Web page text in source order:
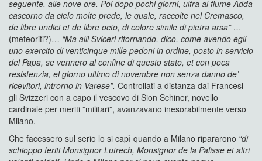
seguente, alle nove ore. Poi dopo pochi giorni, ultra al fiume Adda
cascorno da cielo molte prede, le quale, raccolte nel Cremasco,
de libre undici et de libre octo, di colore simile di pietra arsa” …
(meteoriti?)… “Ma alli Sviceri ritornando, dico, come avendo egli
uno exercito di venticinque mille pedoni in ordine, posto in servicio
del Papa, se vennero al confine di questo stato, et con poca
resistenzia, el giorno ultimo di novembre non senza danno de’
ricevitori, introrno in Varese”. Controllati a distanza dai Francesi
gli Svizzeri con a capo il vescovo di Sion Schiner, novello
cardinale per meriti ”militari”, avanzavano inesorabilmente verso
Milano.
Che facessero sul serio lo si capì quando a Milano ripararono “di
schioppo feriti Monsignor Lutrech, Monsignor de la Palisse et altri